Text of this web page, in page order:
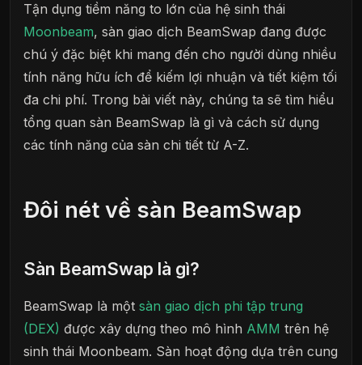
Tận dụng tiềm năng to lớn của hệ sinh thái
Moonbeam, sàn giao dịch BeamSwap đang được
chú ý đặc biệt khi mang đến cho người dùng nhiều
tính năng hữu ích để kiếm lợi nhuận và tiết kiệm tối
đa chi phí. Trong bài viết này, chúng ta sẽ tìm hiểu
tổng quan sàn BeamSwap là gì và cách sử dụng
các tính năng của sàn chi tiết từ A-Z.
Đôi nét về sàn BeamSwap
Sàn BeamSwap là gì?
BeamSwap là một sàn giao dịch phi tập trung
(DEX) được xây dựng theo mô hình AMM trên hệ
sinh thái Moonbeam. Sàn hoạt động dựa trên cung